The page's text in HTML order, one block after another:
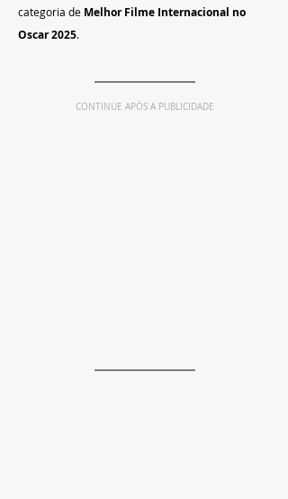
categoria de Melhor Filme Internacional no
Oscar 2025.
CONTINUE APÓS A PUBLICIDADE